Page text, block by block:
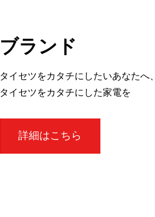
ブランド
タイセツをカタチにしたいあなたへ、
タイセツをカタチにした家電を
詳細はこちら